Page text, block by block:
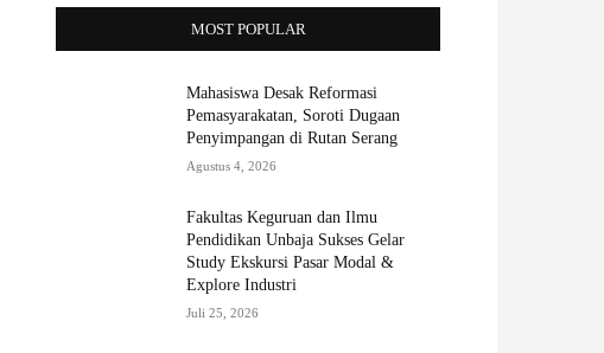
MOST POPULAR
Mahasiswa Desak Reformasi
Pemasyarakatan, Soroti Dugaan
Penyimpangan di Rutan Serang
Agustus 4, 2026
Fakultas Keguruan dan Ilmu
Pendidikan Unbaja Sukses Gelar
Study Ekskursi Pasar Modal &
Explore Industri
Juli 25, 2026